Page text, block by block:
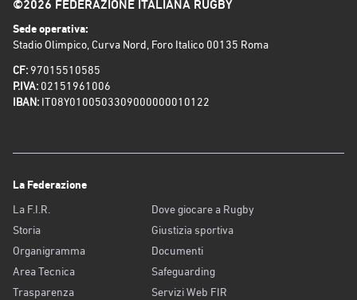
©2026 FEDERAZIONE ITALIANA RUGBY
Sede operativa:
Stadio Olimpico, Curva Nord, Foro Italico 00135 Roma
CF: 97015510585
P.IVA: 02151961006
IBAN: IT08Y0100503309000000010122
La Federazione
La F.I.R.
Storia
Organigramma
Area Tecnica
Trasparenza
Dove giocare a Rugby
Giustizia sportiva
Documenti
Safeguarding
Servizi Web FIR